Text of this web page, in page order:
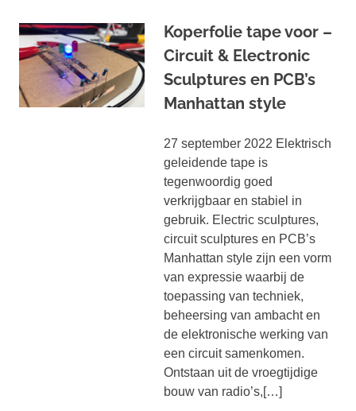
Koperfolie tape voor –
Circuit & Electronic
Sculptures en PCB’s
Manhattan style
27 september 2022 Elektrisch
geleidende tape is
tegenwoordig goed
verkrijgbaar en stabiel in
gebruik. Electric sculptures,
circuit sculptures en PCB’s
Manhattan style zijn een vorm
van expressie waarbij de
toepassing van techniek,
beheersing van ambacht en
de elektronische werking van
een circuit samenkomen.
Ontstaan uit de vroegtijdige
bouw van radio’s,[…]